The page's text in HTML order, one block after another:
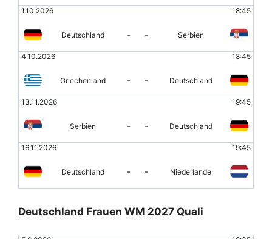
1.10.2026 18:45
Deutschland - - Serbien
4.10.2026 18:45
Griechenland - - Deutschland
13.11.2026 19:45
Serbien - - Deutschland
16.11.2026 19:45
Deutschland - - Niederlande
Deutschland Frauen WM 2027 Quali